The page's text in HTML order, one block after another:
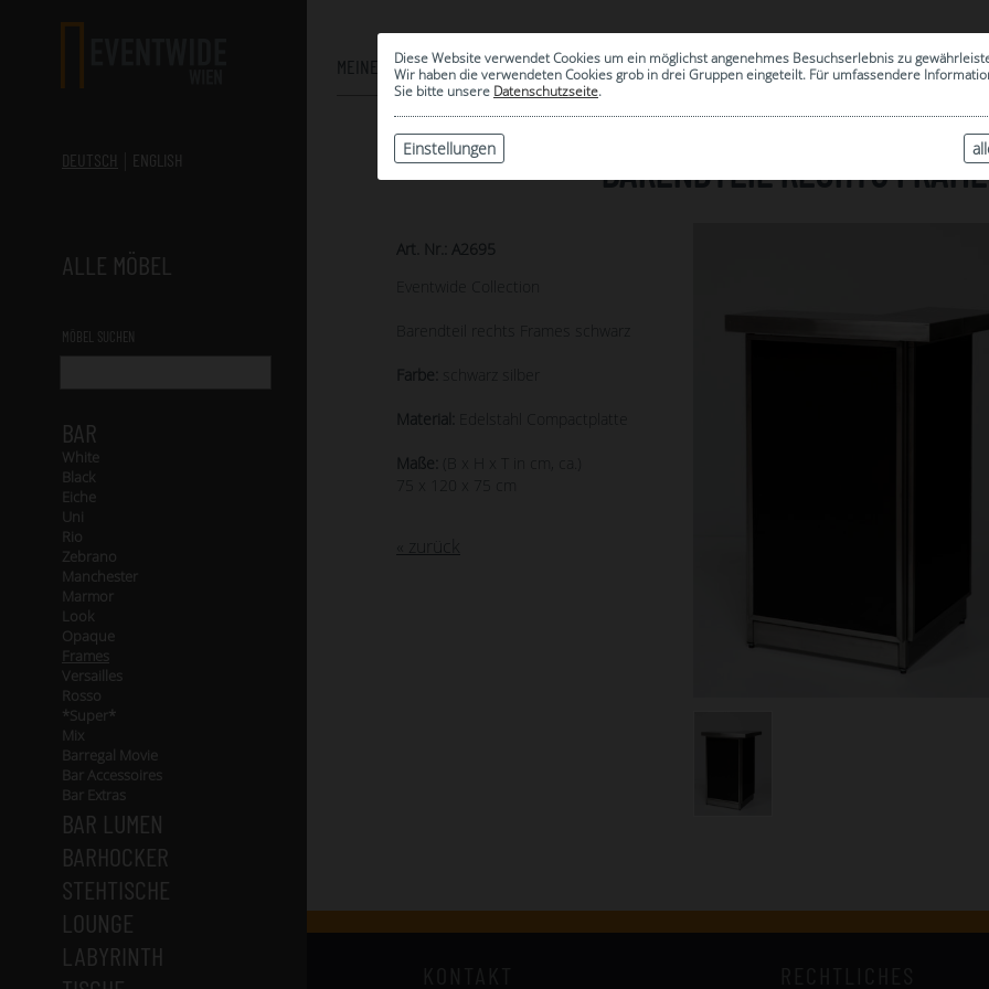
Diese Website verwendet Cookies um ein möglichst angenehmes Besuchserlebnis zu
Wir haben die verwendeten Cookies grob in drei Gruppen eingeteilt. Für umfassendere
Sie bitte unsere Datenschutzseite.
Einstellungen
DEUTSCH ENGLISH
ALLE MÖBEL
MÖBEL SUCHEN
BAR
White
Black
Eiche
Uni
Rio
Zebrano
Manchester
Marmor
Look
Opaque
Frames
Versailles
Rosso
*Super*
Mix
Barregal Movie
Bar Accessoires
Bar Extras
BAR LUMEN
BARHOCKER
STEHTISCHE
LOUNGE
LABYRINTH
MEINE AUSWAHL
0
| ARCHIV
BARENDTEIL RECHTS
Art. Nr.: A2695
Eventwide Collection
Barendteil rechts Frames schwarz
Farbe: schwarz silber
Material: Edelstahl Compactplatte
Maße:
(B x H x T in cm, ca.)
« zurück